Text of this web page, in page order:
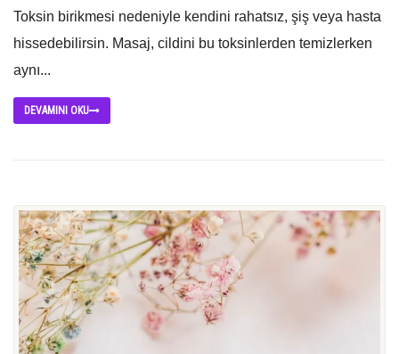
Toksin birikmesi nedeniyle kendini rahatsız, şiş veya hasta
hissedebilirsin. Masaj, cildini bu toksinlerden temizlerken
aynı...
DEVAMINI OKU